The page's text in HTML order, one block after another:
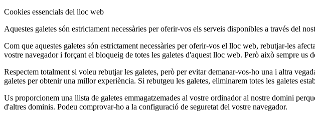
Cookies essencials del lloc web
Aquestes galetes són estrictament necessàries per oferir-vos els serveis disponibles a través del
Com que aquestes galetes són estrictament necessàries per oferir-vos el lloc web, rebutjar-les
vostre navegador i forçant el bloqueig de totes les galetes d'aquest lloc web. Però això sempre us
Respectem totalment si voleu rebutjar les galetes, però per evitar demanar-vos-ho una i altra
galetes per obtenir una millor experiència. Si rebutgeu les galetes, eliminarem totes les galetes
Us proporcionem una llista de galetes emmagatzemades al vostre ordinador al nostre domini
d'altres dominis. Podeu comprovar-ho a la configuració de seguretat del vostre navegador.